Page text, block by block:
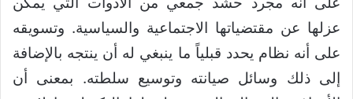
عزلها عن مقتضياتها الاجتماعية والسياسية. وتسويقه
على أنه نظام يحدد قبلياً ما ينبغي له أن ينتجه بالإضافة
إلى ذلك وسائل صيانته وتوسيع سلطته. بمعنى أن